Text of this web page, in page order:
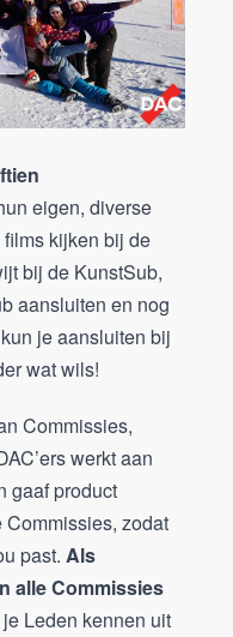
eigen, diverse
kijken bij de
bij de KunstSub,
aansluiten en nog
je aansluiten bij
wat wils!
Commissies,
werkt aan
gaaf product
zodat
past. Als
alle Commissies
Leden kennen uit